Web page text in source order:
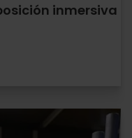
inmersiva